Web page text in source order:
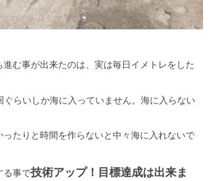
む事が出来たのは、実は毎日イメトレをした
ぐらいしか海に入っていません。海に入らない
たりと時間を作らないと中々海に入れないで
る事で技術アップ！目標達成は出来ま